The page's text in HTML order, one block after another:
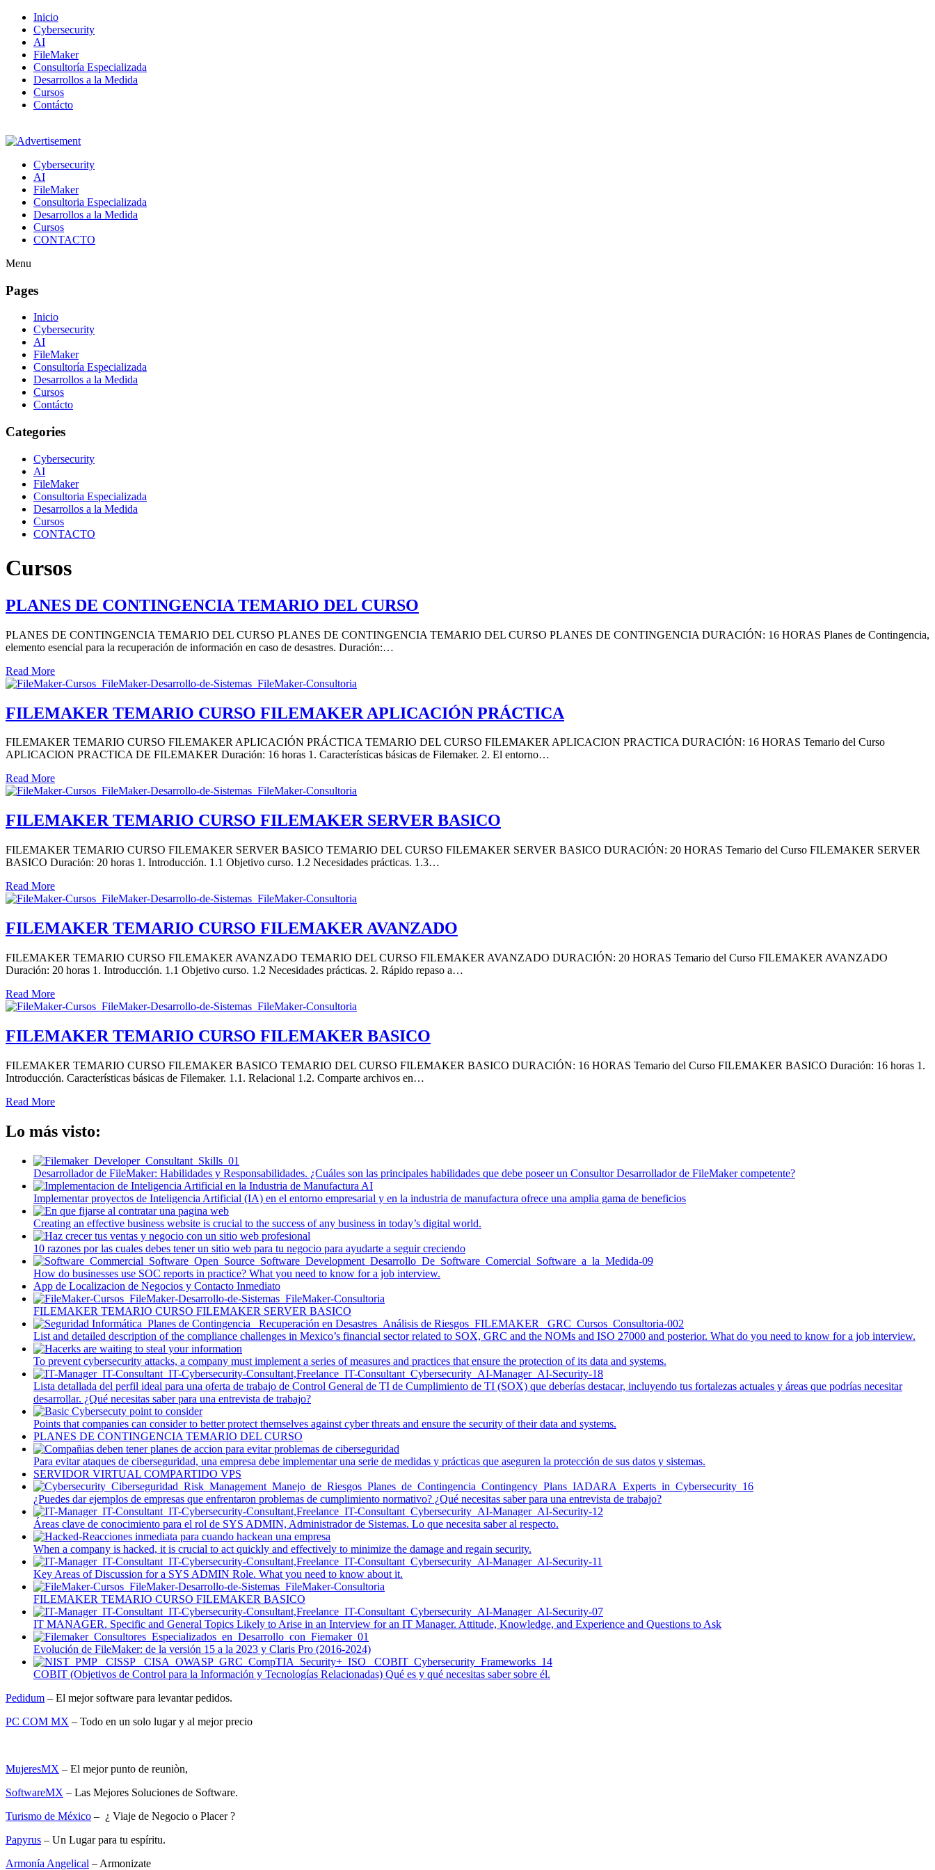
Inicio
Cybersecurity
AI
FileMaker
Consultoría Especializada
Desarrollos a la Medida
Cursos
Contácto
Cybersecurity
AI
FileMaker
Consultoria Especializada
Desarrollos a la Medida
Cursos
CONTACTO
Menu
Pages
Inicio
Cybersecurity
AI
FileMaker
Consultoría Especializada
Desarrollos a la Medida
Cursos
Contácto
Categories
Cybersecurity
AI
FileMaker
Consultoria Especializada
Desarrollos a la Medida
Cursos
CONTACTO
Cursos
PLANES DE CONTINGENCIA TEMARIO DEL CURSO
PLANES DE CONTINGENCIA TEMARIO DEL CURSO PLANES DE CONTINGENCIA TEMARIO DEL CURSO PLANES DE CONTINGENCIA DURACIÓN: 16 HORAS Planes de Contingencia,
elemento esencial para la recuperación de información en caso de desastres. Duración:…
Read More
FILEMAKER TEMARIO CURSO FILEMAKER APLICACIÓN PRÁCTICA
FILEMAKER TEMARIO CURSO FILEMAKER APLICACIÓN PRÁCTICA TEMARIO DEL CURSO FILEMAKER APLICACION PRACTICA DURACIÓN: 16 HORAS Temario del Curso
APLICACION PRACTICA DE FILEMAKER Duración: 16 horas 1. Características básicas de Filemaker. 2. El entorno…
Read More
FILEMAKER TEMARIO CURSO FILEMAKER SERVER BASICO
FILEMAKER TEMARIO CURSO FILEMAKER SERVER BASICO TEMARIO DEL CURSO FILEMAKER SERVER BASICO DURACIÓN: 20 HORAS Temario del Curso FILEMAKER SERVER
BASICO Duración: 20 horas 1. Introducción. 1.1 Objetivo curso. 1.2 Necesidades prácticas. 1.3…
Read More
FILEMAKER TEMARIO CURSO FILEMAKER AVANZADO
FILEMAKER TEMARIO CURSO FILEMAKER AVANZADO TEMARIO DEL CURSO FILEMAKER AVANZADO DURACIÓN: 20 HORAS Temario del Curso FILEMAKER AVANZADO
Duración: 20 horas 1. Introducción. 1.1 Objetivo curso. 1.2 Necesidades prácticas. 2. Rápido repaso a…
Read More
FILEMAKER TEMARIO CURSO FILEMAKER BASICO
FILEMAKER TEMARIO CURSO FILEMAKER BASICO TEMARIO DEL CURSO FILEMAKER BASICO DURACIÓN: 16 HORAS Temario del Curso FILEMAKER BASICO Duración: 16 horas 1.
Introducción. Características básicas de Filemaker. 1.1. Relacional 1.2. Comparte archivos en…
Read More
Lo más visto:
Desarrollador de FileMaker: Habilidades y Responsabilidades. ¿Cuáles son las principales habilidades que debe poseer un Consultor Desarrollador de FileMaker competente?
Implementar proyectos de Inteligencia Artificial (IA) en el entorno empresarial y en la industria de manufactura ofrece una amplia gama de beneficios
Creating an effective business website is crucial to the success of any business in today’s digital world.
10 razones por las cuales debes tener un sitio web para tu negocio para ayudarte a seguir creciendo
How do businesses use SOC reports in practice? What you need to know for a job interview.
App de Localizacion de Negocios y Contacto Inmediato
FILEMAKER TEMARIO CURSO FILEMAKER SERVER BASICO
List and detailed description of the compliance challenges in Mexico’s financial sector related to SOX, GRC and the NOMs and ISO 27000 and posterior. What do you need to know for a job interview.
To prevent cybersecurity attacks, a company must implement a series of measures and practices that ensure the protection of its data and systems.
Lista detallada del perfil ideal para una oferta de trabajo de Control General de TI de Cumplimiento de TI (SOX) que deberías destacar, incluyendo tus fortalezas actuales y áreas que podrías necesitar
desarrollar. ¿Qué necesitas saber para una entrevista de trabajo?
Points that companies can consider to better protect themselves against cyber threats and ensure the security of their data and systems.
PLANES DE CONTINGENCIA TEMARIO DEL CURSO
Para evitar ataques de ciberseguridad, una empresa debe implementar una serie de medidas y prácticas que aseguren la protección de sus datos y sistemas.
SERVIDOR VIRTUAL COMPARTIDO VPS
¿Puedes dar ejemplos de empresas que enfrentaron problemas de cumplimiento normativo? ¿Qué necesitas saber para una entrevista de trabajo?
Áreas clave de conocimiento para el rol de SYS ADMIN, Administrador de Sistemas. Lo que necesita saber al respecto.
When a company is hacked, it is crucial to act quickly and effectively to minimize the damage and regain security.
Key Areas of Discussion for a SYS ADMIN Role. What you need to know about it.
FILEMAKER TEMARIO CURSO FILEMAKER BASICO
IT MANAGER. Specific and General Topics Likely to Arise in an Interview for an IT Manager. Attitude, Knowledge, and Experience and Questions to Ask
Evolución de FileMaker: de la versión 15 a la 2023 y Claris Pro (2016-2024)
COBIT (Objetivos de Control para la Información y Tecnologías Relacionadas) Qué es y qué necesitas saber sobre él.
Pedidum – El mejor software para levantar pedidos.
PC COM MX – Todo en un solo lugar y al mejor precio
MujeresMX – El mejor punto de reuniòn,
SoftwareMX – Las Mejores Soluciones de Software.
Turismo de México – ¿ Viaje de Negocio o Placer ?
Papyrus – Un Lugar para tu espíritu.
Armonía Angelical – Armonizate